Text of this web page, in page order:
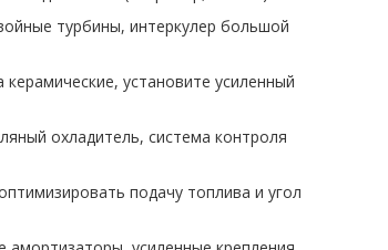
турбины, интеркулер большой
установите усиленный
охладитель, система контроля
подачу топлива и угол